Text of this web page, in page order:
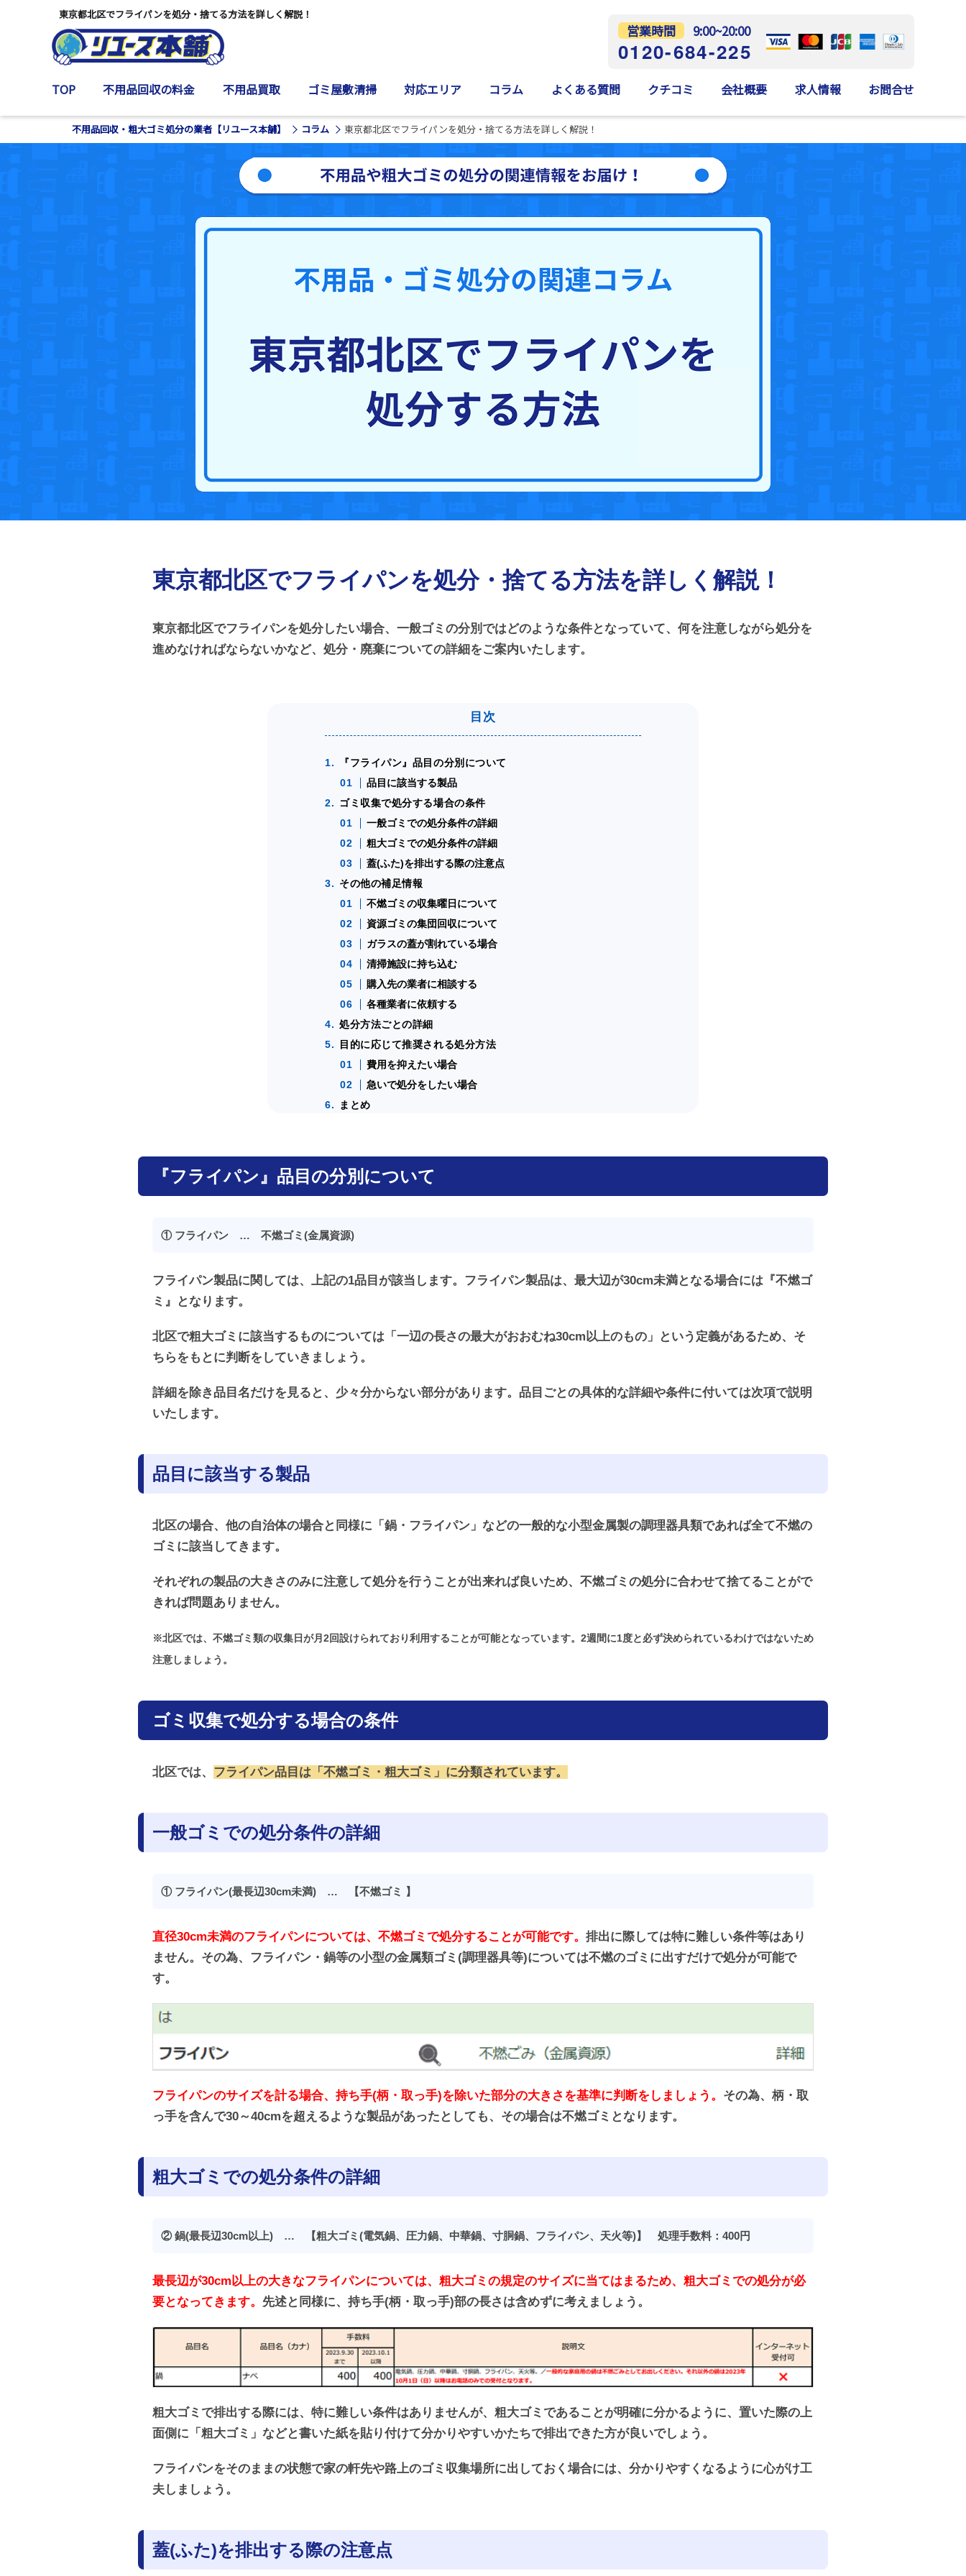
営業時間 9:00~20:00
0120-684-225
TOP 不用品回収の料金 不用品買取 ゴミ屋敷清掃 対応エリア コラム よくある質問 クチコミ 会社概要 求人情報 お問合せ
東京都北区でフライパンを処分・捨てる方法を詳しく解説！
不用品回収・粗大ゴミ処分の業者【リユース本舗】 コラム 東京都北区でフライパンを処分・捨てる方法を詳しく解説！
東京都北区でフライパンを処分・捨てる方法を詳しく解説！
東京都北区でフライパンを処分したい場合、一般ゴミの分別ではどのような条件となっていて、何を注意しながら処分を
進めなければならないかなど、処分・廃棄についての詳細をご案内いたします。
『フライパン』品目の分別について
品目に該当する製品
ゴミ収集で処分する場合の条件
一般ゴミでの処分条件の詳細
粗大ゴミでの処分条件の詳細
蓋(ふた)を排出する際の注意点
その他の補足情報
不燃ゴミの収集曜日について
資源ゴミの集団回収について
ガラスの蓋が割れている場合
清掃施設に持ち込む
購入先の業者に相談する
各種業者に依頼する
処分方法ごとの詳細
目的に応じて推奨される処分方法
費用を抑えたい場合
急いで処分をしたい場合
まとめ
『フライパン』品目の分別について
① フライパン … 不燃ゴミ(金属資源)
フライパン製品に関しては、上記の1品目が該当します。フライパン製品は、最大辺が30cm未満となる場合には『不燃ゴ
ミ』となります。
北区で粗大ゴミに該当するものについては「一辺の長さの最大がおおむね30cm以上のもの」という定義があるため、そ
ちらをもとに判断をしていきましょう。
詳細を除き品目名だけを見ると、少々分からない部分があります。品目ごとの具体的な詳細や条件に付いては次項で説明
いたします。
品目に該当する製品
北区の場合、他の自治体の場合と同様に「鍋・フライパン」などの一般的な小型金属製の調理器具類であれば全て不燃の
ゴミに該当してきます。
それぞれの製品の大きさのみに注意して処分を行うことが出来れば良いため、不燃ゴミの処分に合わせて捨てることがで
きれば問題ありません。
※北区では、不燃ゴミ類の収集日が月2回設けられており利用することが可能となっています。2週間に1度と必ず決められているわけではないため
注意しましょう。
ゴミ収集で処分する場合の条件
北区では、 フライパン品目は「不燃ゴミ・粗大ゴミ」に分類されています。
一般ゴミでの処分条件の詳細
① フライパン(最長辺30cm未満) … 【不燃ゴミ 】
直径30cm未満のフライパンについては、不燃ゴミで処分することが可能です。 排出に際しては特に難しい条件等はあり
ません。その為、フライパン・鍋等の小型の金属類ゴミ(調理器具等)については不燃のゴミに出すだけで処分が可能で
す。
フライパンのサイズを計る場合、持ち手(柄・取っ手)を除いた部分の大きさを基準に判断をしましょう。 その為、柄・取
っ手を含んで30～40cmを超えるような製品があったとしても、その場合は不燃ゴミとなります。
粗大ゴミでの処分条件の詳細
② 鍋(最長辺30cm以上) … 【粗大ゴミ(電気鍋、圧力鍋、中華鍋、寸胴鍋、フライパン、天火等)】 処理手数料：400円
最長辺が30cm以上の大きなフライパンについては、粗大ゴミの規定のサイズに当てはまるため、粗大ゴミでの処分が必
要となってきます。 先述と同様に、持ち手(柄・取っ手)部の長さは含めずに考えましょう。
粗大ゴミで排出する際には、特に難しい条件はありませんが、粗大ゴミであることが明確に分かるように、置いた際の上
面側に「粗大ゴミ」などと書いた紙を貼り付けて分かりやすいかたちで排出できた方が良いでしょう。
フライパンをそのままの状態で家の軒先や路上のゴミ収集場所に出しておく場合には、分かりやすくなるように心がけ工
夫しましょう。
蓋(ふた)を排出する際の注意点